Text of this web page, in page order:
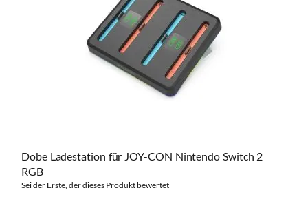
Dobe Ladestation für JOY-CON Nintendo Switch 2
RGB
Sei der Erste, der dieses Produkt bewertet